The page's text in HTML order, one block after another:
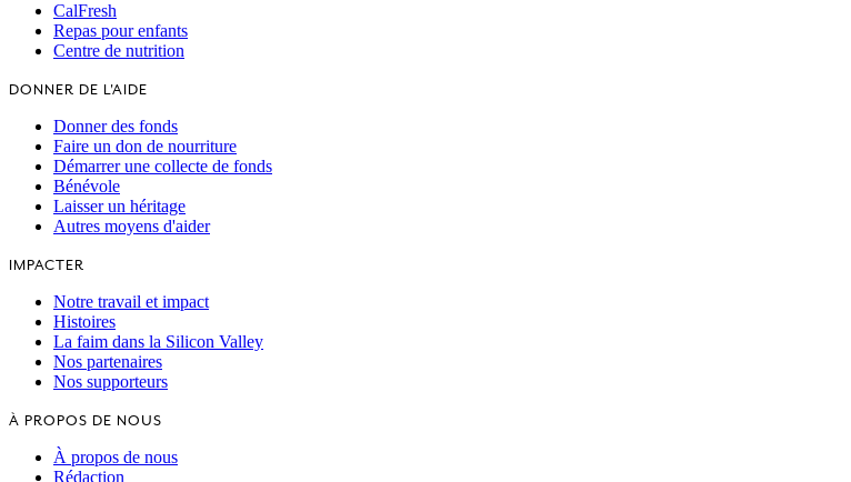
CalFresh
Repas pour enfants
Centre de nutrition
DONNER DE L'AIDE
Donner des fonds
Faire un don de nourriture
Démarrer une collecte de fonds
Bénévole
Laisser un héritage
Autres moyens d'aider
IMPACTER
Notre travail et impact
Histoires
La faim dans la Silicon Valley
Nos partenaires
Nos supporteurs
À PROPOS DE NOUS
À propos de nous
Rédaction